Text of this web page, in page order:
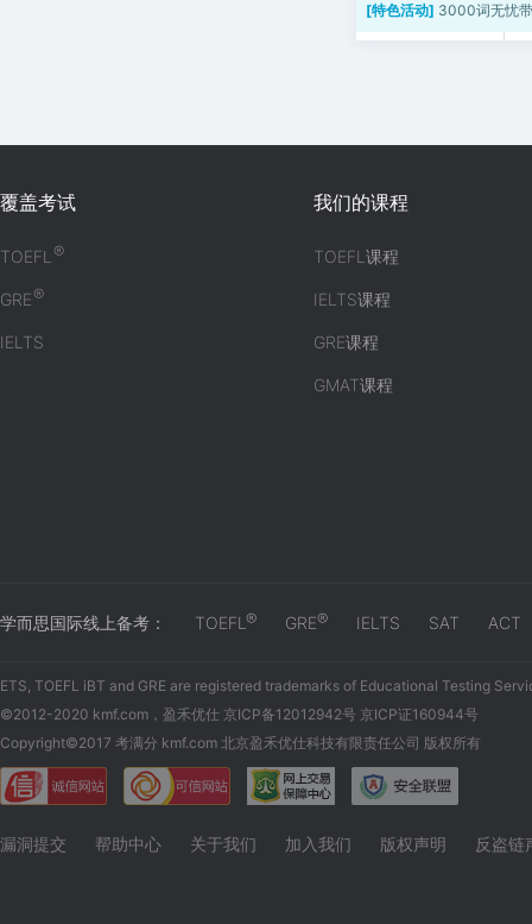
[特色活动] 3000词无忧
覆盖考试
TOEFL®
GRE®
IELTS
我们的课程
TOEFL课程
IELTS课程
GRE课程
GMAT课程
学而思国际线上备考： TOEFL ® GRE® IELTS SAT ACT
ETS, TOEFL iBT and GRE are registered trademarks of Educational Testing
©2012-2020 kmf.com，盈禾优仕 京ICP备12012942号 京ICP证160944号
Copyright©2017 考满分 kmf.com 北京盈禾优仕科技有限责任公司 版权所有
漏洞提交 帮助中心 关于我们 加入我们 版权声明 反盗链